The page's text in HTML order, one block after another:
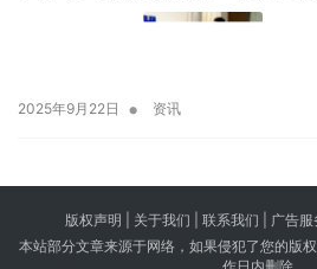
2025年9月22日 • 资讯
版权声明 | 关于我们 联系我们 | 广告
本站部分文章来源于网络，如果侵犯了您的版